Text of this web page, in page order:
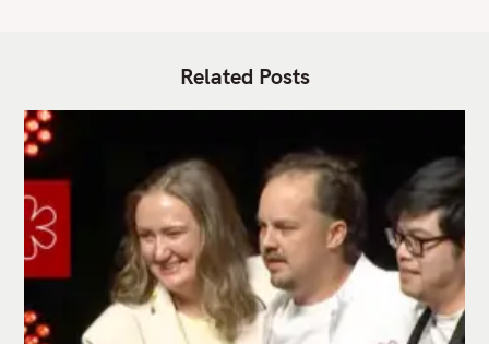
Related Posts